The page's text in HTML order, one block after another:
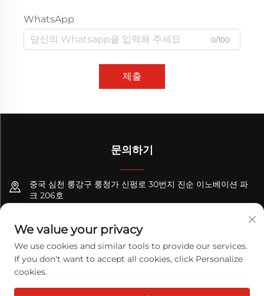
WhatsApp
0/100
제출
문의하기
중국 심천 룽강구 룽청가 신펑로 30번지 진순 이노베이션 파
크 206호
[email protected]
We value your privacy
We use cookies and similar tools to provide our services.
If you don't want to accept all cookies, click Personalize
cookies.